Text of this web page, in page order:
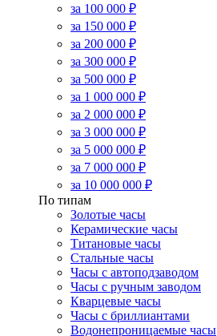
за 100 000 ₽
за 150 000 ₽
за 200 000 ₽
за 300 000 ₽
за 500 000 ₽
за 1 000 000 ₽
за 2 000 000 ₽
за 3 000 000 ₽
за 5 000 000 ₽
за 7 000 000 ₽
за 10 000 000 ₽
По типам
Золотые часы
Керамические часы
Титановые часы
Стальные часы
Часы с автоподзаводом
Часы с ручным заводом
Кварцевые часы
Часы с бриллиантами
Водонепроницаемые часы